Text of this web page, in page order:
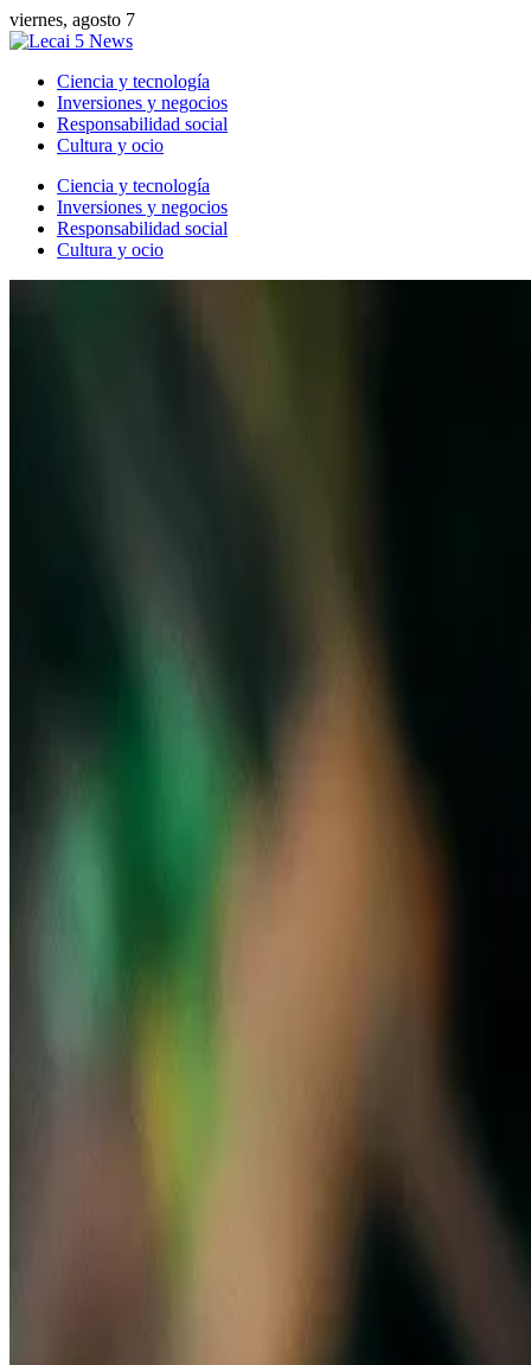
viernes, agosto 7
Ciencia y tecnología
Inversiones y negocios
Responsabilidad social
Cultura y ocio
Ciencia y tecnología
Inversiones y negocios
Responsabilidad social
Cultura y ocio